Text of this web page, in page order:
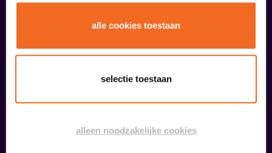
alle cookies toestaan
selectie toestaan
alleen noodzakelijke cookies